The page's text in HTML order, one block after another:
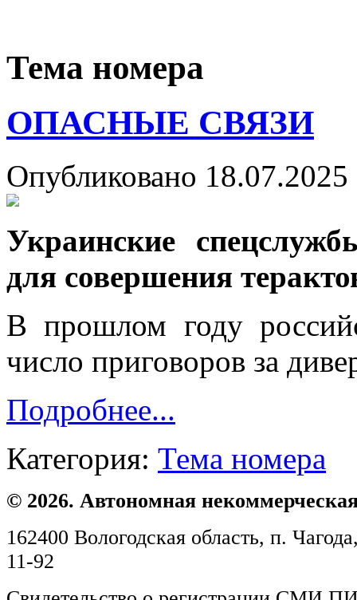
Тема номера
ОПАСНЫЕ СВЯЗИ
Опубликовано
Украинские
для совершения
В прошлом году
число приговоров за
Подробнее...
Категория: Тема номера
© 2026. Автономная
162400 Вологодская область, п.
11-92